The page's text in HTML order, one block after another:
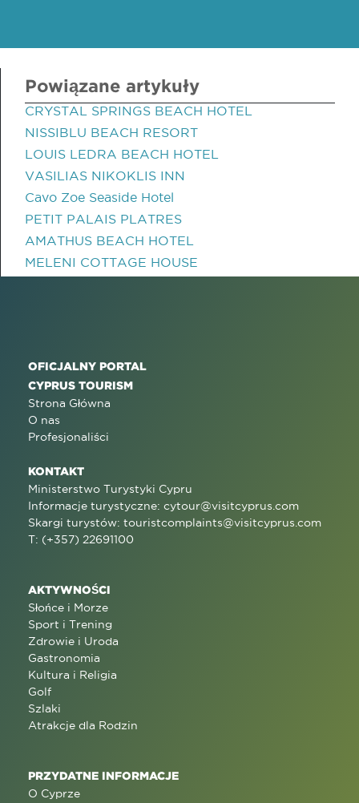
Powiązane artykuły
CRYSTAL SPRINGS BEACH HOTEL
NISSIBLU BEACH RESORT
LOUIS LEDRA BEACH HOTEL
VASILIAS NIKOKLIS INN
Cavo Zoe Seaside Hotel
PETIT PALAIS PLATRES
AMATHUS BEACH HOTEL
MELENI COTTAGE HOUSE
OFICJALNY PORTAL
CYPRUS TOURISM
Strona Główna
O nas
Profesjonaliści
KONTAKT
Ministerstwo Turystyki Cypru
Informacje turystyczne: cytour@visitcyprus.com
Skargi turystów: touristcomplaints@visitcyprus.com
T: (+357) 22691100
AKTYWNOŚCI
Słońce i Morze
Sport i Trening
Zdrowie i Uroda
Gastronomia
Kultura i Religia
Golf
Szlaki
Atrakcje dla Rodzin
PRZYDATNE INFORMACJE
O Cyprze